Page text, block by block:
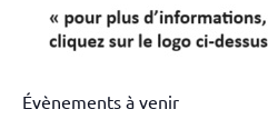
Évènements à venir